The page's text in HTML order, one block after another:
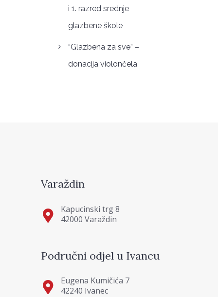
i 1. razred srednje
glazbene škole
“Glazbena za sve” –
donacija violončela
Varaždin
Kapucinski trg 8
42000 Varaždin
Područni odjel u Ivancu
Eugena Kumičića 7
42240 Ivanec